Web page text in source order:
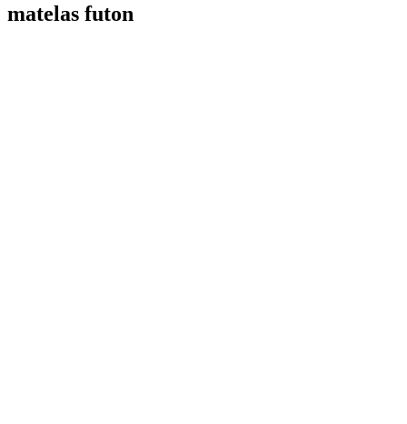
matelas futon